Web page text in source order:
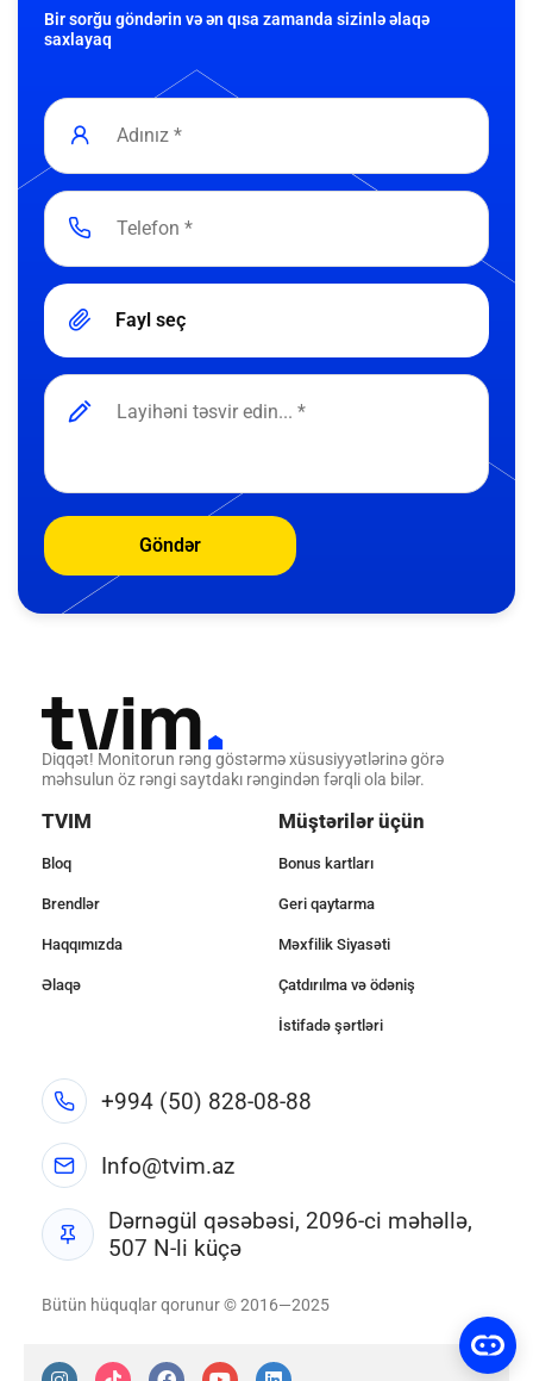
Bir sorğu göndərin və ən qısa zamanda sizinlə əlaqə
saxlayaq
Fayl seç
Göndər
Diqqət! Monitorun rəng göstərmə xüsusiyyətlərinə görə
məhsulun öz rəngi saytdakı rəngindən fərqli ola bilər.
TVIM
Bloq
Brendlər
Haqqımızda
Əlaqə
Müştərilər üçün
Bonus kartları
Geri qaytarma
Məxfilik Siyasəti
Çatdırılma və ödəniş
İstifadə şərtləri
+994 (50) 828-08-88
Info@tvim.az
Dərnəgül qəsəbəsi, 2096-ci məhəllə,
507 N-li küçə
Bütün hüquqlar qorunur © 2016—2025